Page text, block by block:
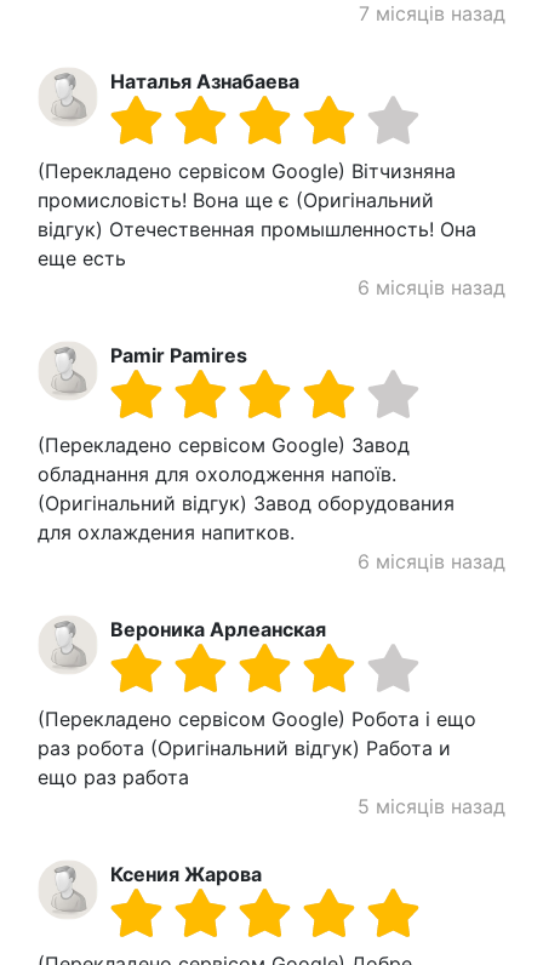
7 місяців назад
Наталья Азнабаева
(Перекладено сервісом Google) Вітчизняна
промисловість! Вона ще є (Оригінальний
відгук) Отечественная промышленность! Она
еще есть
6 місяців назад
Pamir Pamires
(Перекладено сервісом Google) Завод
обладнання для охолодження напоїв.
(Оригінальний відгук) Завод оборудования
для охлаждения напитков.
6 місяців назад
Вероника Арлеанская
(Перекладено сервісом Google) Робота і ещо
раз робота (Оригінальний відгук) Работа и
ещо раз работа
5 місяців назад
Ксения Жарова